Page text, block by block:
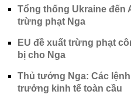
Tổng thống Ukraine đến
trừng phạt Nga
EU đề xuất trừng phạt
bị cho Nga
Thủ tướng Nga: Các
trưởng kinh tế toàn cầu